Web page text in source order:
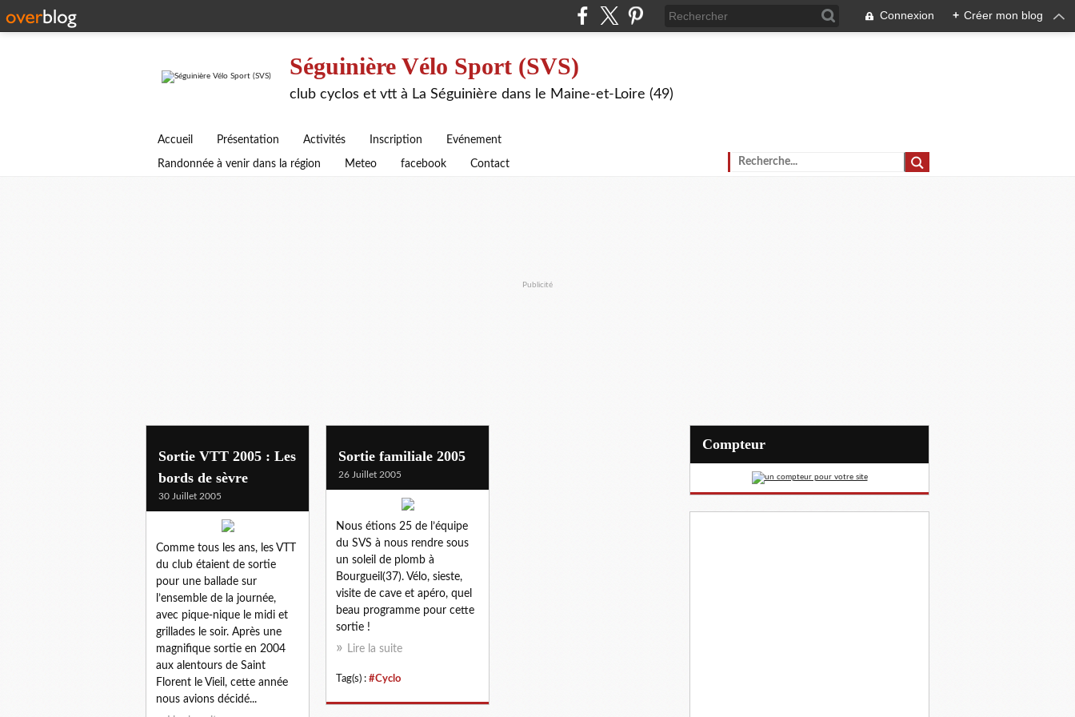
Connexion + Créer mon blog
Séguinière Vélo Sport (SVS)
club cyclos et vtt à La Séguinière dans le Maine-et-Loire (49)
Accueil Présentation Activités Inscription Evénement
Randonnée à venir dans la région Meteo facebook Contact
Publicité
Sortie VTT 2005 : Les
bords de sèvre
30 Juillet 2005
Comme tous les ans, les VTT
du club étaient de sortie
pour une ballade sur
l’ensemble de la journée,
avec pique-nique le midi et
grillades le soir. Après une
magnifique sortie en 2004
aux alentours de Saint
Florent le Vieil, cette année
nous avions décidé...
Sortie familiale 2005
26 Juillet 2005
Nous étions 25 de l’équipe
du SVS à nous rendre sous
un soleil de plomb à
Bourgueil(37). Vélo, sieste,
visite de cave et apéro, quel
beau programme pour cette
sortie !
Lire la suite
Tag(s) : #Cyclo
Compteur